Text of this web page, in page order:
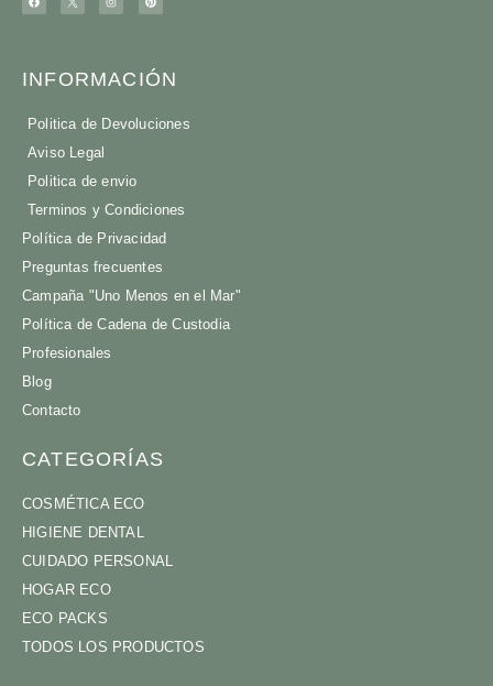
INFORMACIÓN
Politica de Devoluciones
Aviso Legal
Politica de envio
Terminos y Condiciones
Política de Privacidad
Preguntas frecuentes
Campaña "Uno Menos en el Mar"
Política de Cadena de Custodia
Profesionales
Blog
Contacto
CATEGORÍAS
COSMÉTICA ECO
HIGIENE DENTAL
CUIDADO PERSONAL
HOGAR ECO
ECO PACKS
TODOS LOS PRODUCTOS